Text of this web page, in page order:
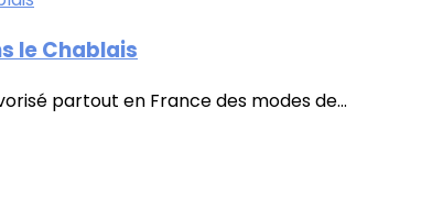
le Chablais
partout en France des modes de...